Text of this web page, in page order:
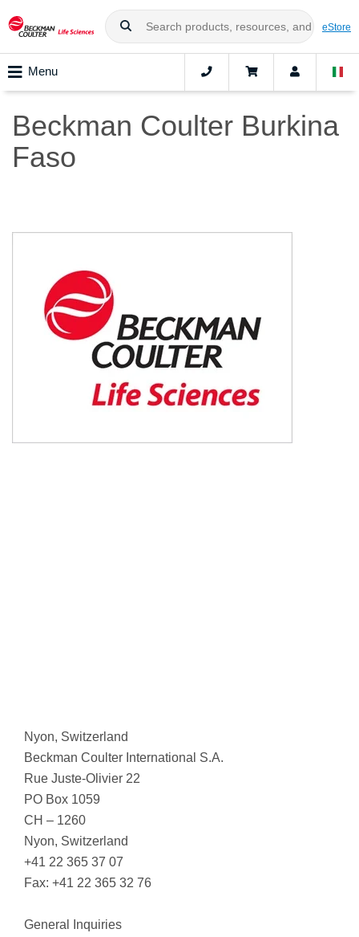
eStore
Menu
Beckman Coulter Burkina
Faso
Nyon, Switzerland
Beckman Coulter International S.A.
Rue Juste-Olivier 22
PO Box 1059
CH – 1260
Nyon, Switzerland
+41 22 365 37 07
Fax: +41 22 365 32 76
General Inquiries